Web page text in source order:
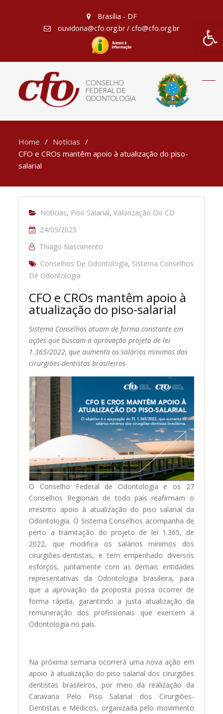
Barra
Brasília - DF
ouvidoria@cfo.org.br / cfo@cfo.org.br
Home
Notícias
CFO e CROs mantêm apoio à atualização do piso-
salarial
Notícias, Piso Salarial,Valorização Do CD
24/05/2025
Thiago Nascimento
Conselhos De Odontologia, Sistema Conselhos
De Odontologia
CFO e CROs mantêm apoio à
atualização do piso-salarial
Sistema Conselhos atuam de forma constante em
ações que buscam a aprovação projeto de lei
1.365/2022, que aumenta os salários mínimos dos
cirurgiões-dentistas brasileiros
O Conselho Federal de Odontologia e os 27
Conselhos Regionais de todo país reafirmam o
irrestrito apoio à atualização do piso salarial da
Odontologia. O Sistema Conselhos acompanha de
perto a tramitação do projeto de lei 1.365, de
2022, que modifica os salários mínimos dos
cirurgiões-dentistas, e tem empenhado diversos
esforços, juntamente com as demais entidades
representativas da Odontologia brasileira, para
que a aprovação da proposta possa ocorrer de
forma rápida, garantindo a justa atualização da
remuneração dos profissionais que exercem a
Odontologia no país.
Na próxima semana ocorrerá uma nova ação em
apoio à atualização do piso salarial dos cirurgiões
dentistas brasileiros, por meio da realização da
Caravana Pelo Piso Salarial dos Cirurgiões-
Dentistas e Médicos, organizada pelo movimento